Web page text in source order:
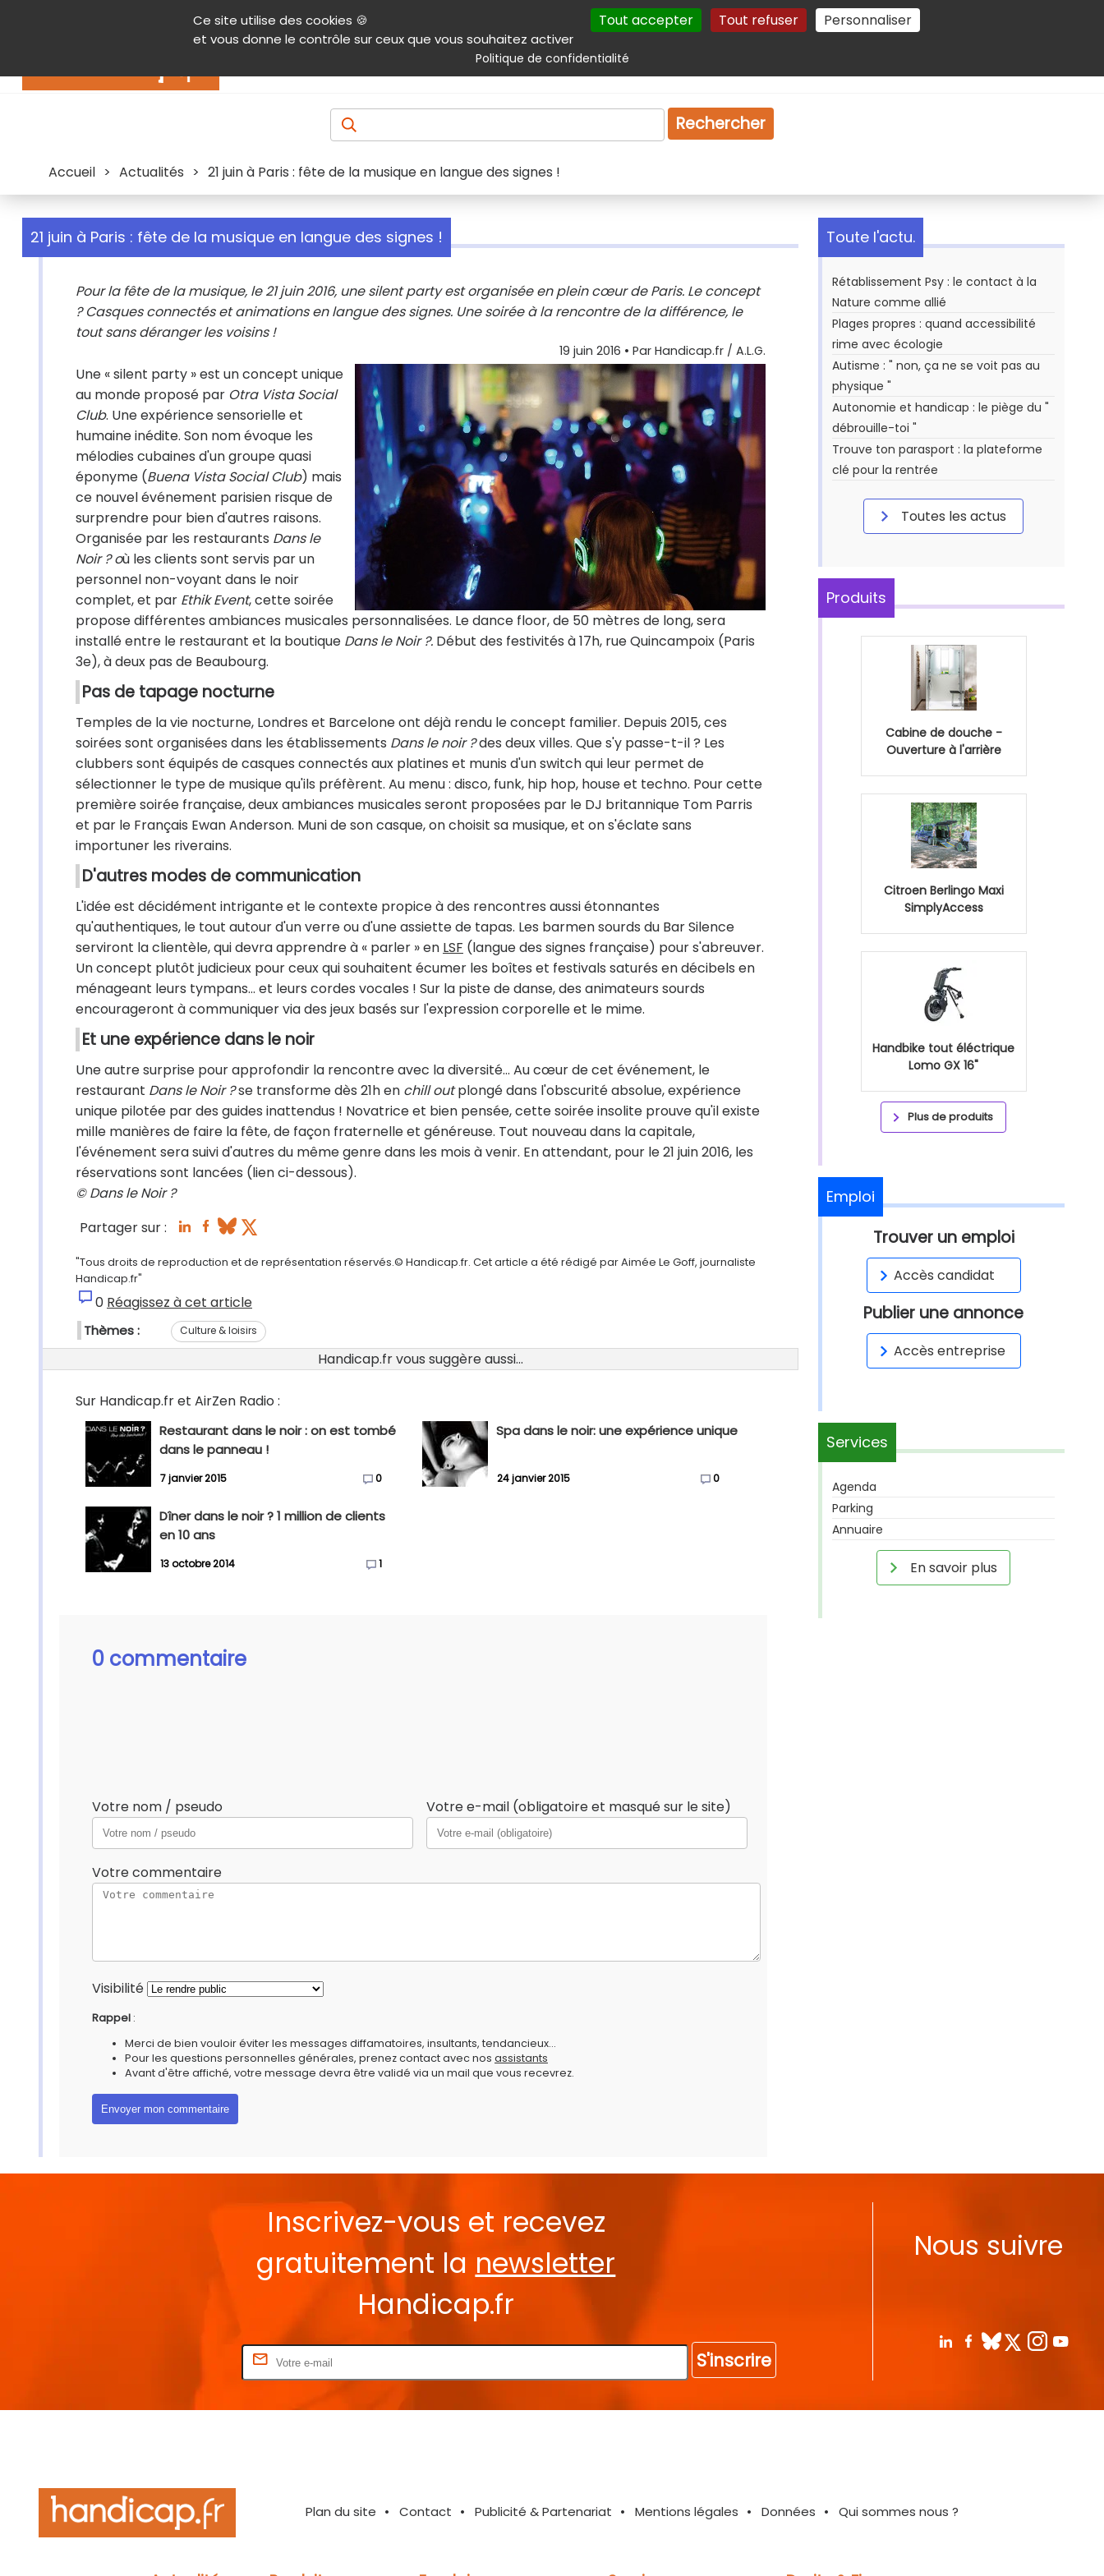
Ce site utilise des cookies 🍪
et vous donne le contrôle sur ceux que vous souhaitez activer
Tout accepter Tout refuser Personnaliser
Politique de confidentialité
Contenu Aide et accessibilité Menu principal Autres services Plan du site Gestion des cookies
Produits & services Emploi Droit
Rechercher
Accueil > Actualités > 21 juin à Paris : fête de la musique en langue des signes !
21 juin à Paris : fête de la musique en langue des signes !
Pour la fête de la musique, le 21 juin 2016, une silent party est organisée en plein cœur de Paris. Le concept
? Casques connectés et animations en langue des signes. Une soirée à la rencontre de la différence, le
tout sans déranger les voisins !
19 juin 2016 • Par Handicap.fr / A.L.G.
Une « silent party » est un concept unique
au monde proposé par Otra Vista Social
Club. Une expérience sensorielle et
humaine inédite. Son nom évoque les
mélodies cubaines d'un groupe quasi
éponyme (Buena Vista Social Club) mais
ce nouvel événement parisien risque de
surprendre pour bien d'autres raisons.
Organisée par les restaurants Dans le
Noir ?où les clients sont servis par un
personnel non-voyant dans le noir
complet, et par Ethik Event, cette soirée
propose différentes ambiances musicales personnalisées. Le dance floor, de 50 mètres de long, sera
installé entre le restaurant et la boutique Dans le Noir ?. Début des festivités à 17h, rue Quincampoix (Paris
3e), à deux pas de Beaubourg.
Pas de tapage nocturne
Temples de la vie nocturne, Londres et Barcelone ont déjà rendu le concept familier. Depuis 2015, ces
soirées sont organisées dans les établissements Dans le noir ?des deux villes. Que s'y passe-t-il ? Les
clubbers sont équipés de casques connectés aux platines et munis d'un switch qui leur permet de
sélectionner le type de musique qu'ils préfèrent. Au menu : disco, funk, hip hop, house et techno. Pour cette
première soirée française, deux ambiances musicales seront proposées par le DJ britannique Tom Parris
et par le Français Ewan Anderson. Muni de son casque, on choisit sa musique, et on s'éclate sans
importuner les riverains.
D'autres modes de communication
L'idée est décidément intrigante et le contexte propice à des rencontres aussi étonnantes
qu'authentiques, le tout autour d'un verre ou d'une assiette de tapas. Les barmen sourds du Bar Silence
serviront la clientèle, qui devra apprendre à « parler » en LSF (langue des signes française) pour s'abreuver.
Un concept plutôt judicieux pour ceux qui souhaitent écumer les boîtes et festivals saturés en décibels en
ménageant leurs tympans… et leurs cordes vocales ! Sur la piste de danse, des animateurs sourds
encourageront à communiquer via des jeux basés sur l'expression corporelle et le mime.
Et une expérience dans le noir
Une autre surprise pour approfondir la rencontre avec la diversité... Au cœur de cet événement, le
restaurant Dans le Noir ?se transforme dès 21h en chill outplongé dans l'obscurité absolue, expérience
unique pilotée par des guides inattendus ! Novatrice et bien pensée, cette soirée insolite prouve qu'il existe
mille manières de faire la fête, de façon fraternelle et généreuse. Tout nouveau dans la capitale,
l'événement sera suivi d'autres du même genre dans les mois à venir. En attendant, pour le 21 juin 2016, les
réservations sont lancées (lien ci-dessous).
© Dans le Noir ?
Partager sur :
"Tous droits de reproduction et de représentation réservés.© Handicap.fr. Cet article a été rédigé par Aimée Le Goff, journaliste
Handicap.fr"
0 Réagissez à cet article
Thèmes : Culture & loisirs
Handicap.fr vous suggère aussi...
Sur Handicap.fr et AirZen Radio :
Restaurant dans le noir : on est tombé
dans le panneau !
7 janvier 2015 0
Spa dans le noir: une expérience unique
24 janvier 2015 0
Dîner dans le noir ? 1 million de clients
en 10 ans
13 octobre 2014 1
0 commentaire
Votre nom / pseudo Votre e-mail (obligatoire et masqué sur le site)
Votre commentaire
Visibilité
Rappel :
Merci de bien vouloir éviter les messages diffamatoires, insultants, tendancieux...
Pour les questions personnelles générales, prenez contact avec nos assistants
Avant d'être affiché, votre message devra être validé via un mail que vous recevrez.
Toute l'actu.
Rétablissement Psy : le contact à la
Nature comme allié
Plages propres : quand accessibilité
rime avec écologie
Autisme : " non, ça ne se voit pas au
physique "
Autonomie et handicap : le piège du "
débrouille-toi "
Trouve ton parasport : la plateforme
clé pour la rentrée
Toutes les actus
Produits
Cabine de douche -
Ouverture à l'arrière
Citroen Berlingo Maxi
SimplyAccess
Handbike tout éléctrique
Lomo GX 16"
Plus de produits
Emploi
Trouver un emploi
Accès candidat
Publier une annonce
Accès entreprise
Services
Agenda
Parking
Annuaire
En savoir plus
Inscrivez-vous et recevez
gratuitement la newsletter
Handicap.fr
S'inscrire
Nous suivre
Plan du site Contact Publicité & Partenariat Mentions légales Données Qui sommes nous ?